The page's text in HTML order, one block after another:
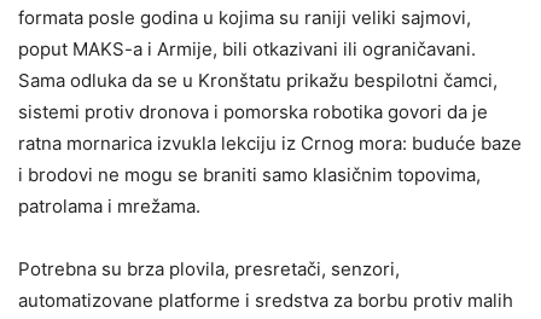
formata posle godina u kojima su raniji veliki sajmovi,
poput MAKS-a i Armije, bili otkazivani ili ograničavani.
Sama odluka da se u Kronštatu prikažu bespilotni čamci,
sistemi protiv dronova i pomorska robotika govori da je
ratna mornarica izvukla lekciju iz Crnog mora: buduće baze
i brodovi ne mogu se braniti samo klasičnim topovima,
patrolama i mrežama.
Potrebna su brza plovila, presretači, senzori,
automatizovane platforme i sredstva za borbu protiv malih